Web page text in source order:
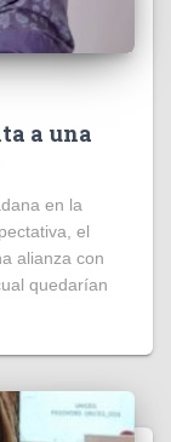
a una
en la
el
alianza con
quedarían